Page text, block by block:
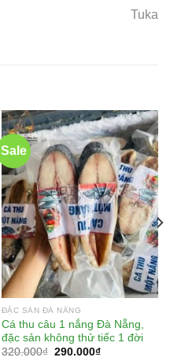
Tuka
Sale
ĐẶC SẢN ĐÀ NẴNG
Cá thu câu 1 nắng Đà Nẵng,
đặc sản không thử tiếc 1 đời
320.000₫ 290.000₫